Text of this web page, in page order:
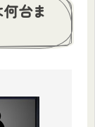
台ま